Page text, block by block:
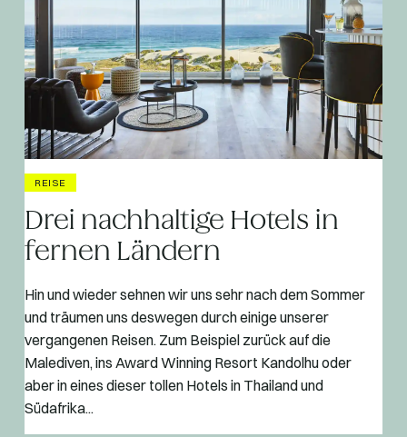
REISE
Drei nachhaltige Hotels in
fernen Ländern
Hin und wieder sehnen wir uns sehr nach dem Sommer
und träumen uns deswegen durch einige unserer
vergangenen Reisen. Zum Beispiel zurück auf die
Malediven, ins Award Winning Resort Kandolhu oder
aber in eines dieser tollen Hotels in Thailand und
Südafrika...